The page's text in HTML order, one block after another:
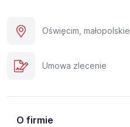
Oświęcim, małopolskie
Umowa zlecenie
O firmie